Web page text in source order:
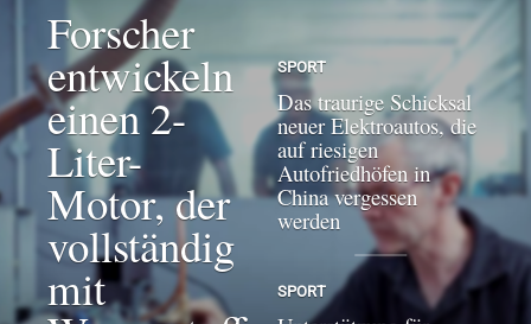
Forscher
entwickeln
einen 2-
Liter-
Motor, der
vollständig
mit
SPORT
Das traurige Schicksal
neuer Elektroautos, die
auf riesigen
Autofriedhöfen in
China vergessen
werden
SPORT